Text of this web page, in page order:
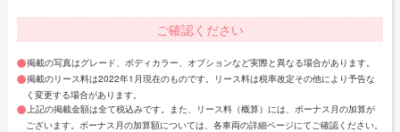
ご確認ください
掲載の写真はグレード、ボディカラー、オプションなど実際と異なる場合があります。
掲載のリース料は2022年1月現在のものです。リース料は税率改定その他により予告な
く変更する場合があります。
上記の掲載金額は全て税込みです。また、リース料（概算）には、ボーナス月の加算が
ございます。ボーナス月の加算額については、各車両の詳細ページにてご確認ください。